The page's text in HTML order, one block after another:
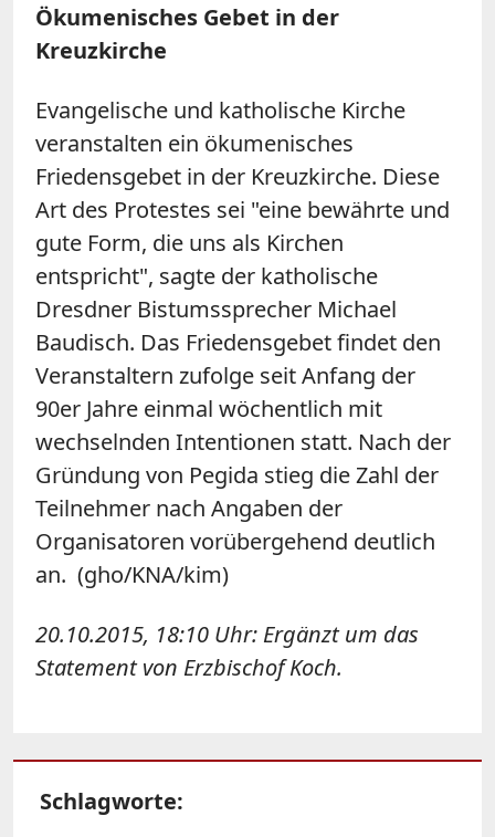
Ökumenisches Gebet in der
Kreuzkirche
Evangelische und katholische Kirche
veranstalten ein ökumenisches
Friedensgebet in der Kreuzkirche. Diese
Art des Protestes sei "eine bewährte und
gute Form, die uns als Kirchen
entspricht", sagte der katholische
Dresdner Bistumssprecher Michael
Baudisch. Das Friedensgebet findet den
Veranstaltern zufolge seit Anfang der
90er Jahre einmal wöchentlich mit
wechselnden Intentionen statt. Nach der
Gründung von Pegida stieg die Zahl der
Teilnehmer nach Angaben der
Organisatoren vorübergehend deutlich
an. (gho/KNA/kim)
20.10.2015, 18:10 Uhr: Ergänzt um das
Statement von Erzbischof Koch.
Schlagworte: